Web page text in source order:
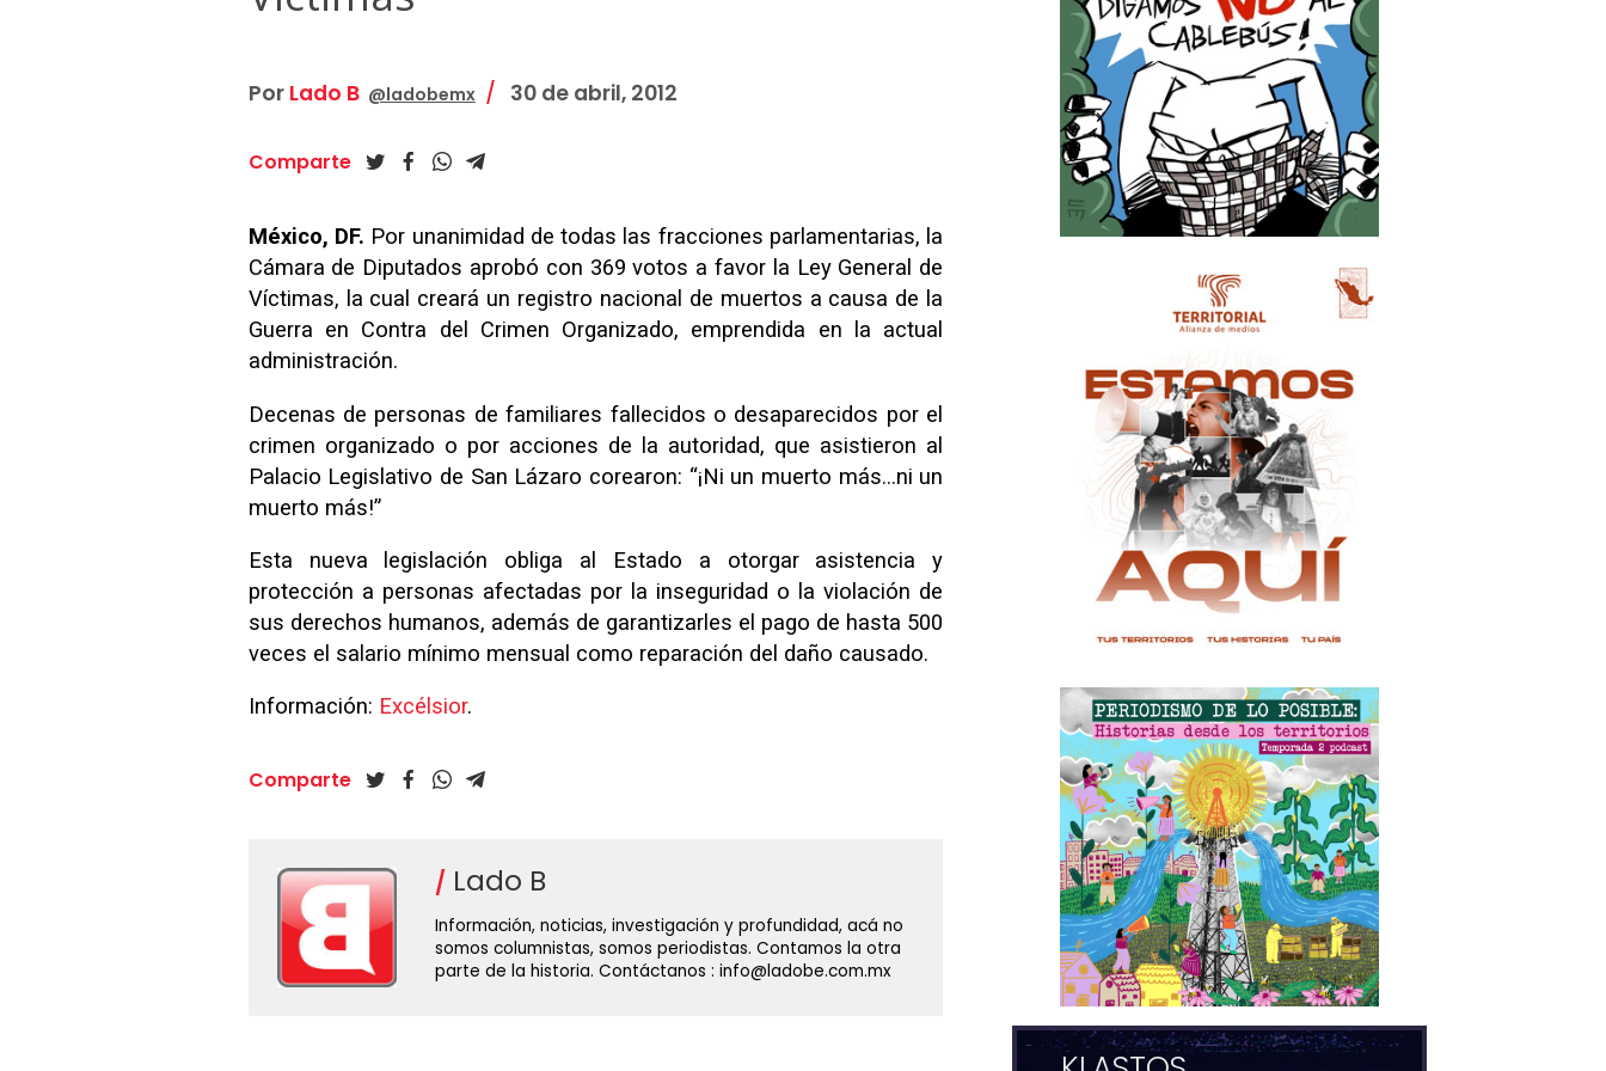
Por Lado B @ladobemx 30 de abril, 2012
Comparte
México, DF. Por unanimidad de todas las fracciones parlamentarias, la
Cámara de Diputados aprobó con 369 votos a favor la Ley General de
Víctimas, la cual creará un registro nacional de muertos a causa de la
Guerra en Contra del Crimen Organizado, emprendida en la actual
administración.
Decenas de personas de familiares fallecidos o desaparecidos por el
crimen organizado o por acciones de la autoridad, que asistieron al
Palacio Legislativo de San Lázaro corearon: “¡Ni un muerto más…ni un
muerto más!”
Esta nueva legislación obliga al Estado a otorgar asistencia y
protección a personas afectadas por la inseguridad o la violación de
sus derechos humanos, además de garantizarles el pago de hasta 500
veces el salario mínimo mensual como reparación del daño causado.
Información: Excélsior.
Comparte
Lado B
Información, noticias, investigación y profundidad, acá no
somos columnistas, somos periodistas. Contamos la otra
parte de la historia. Contáctanos : info@ladobe.com.mx